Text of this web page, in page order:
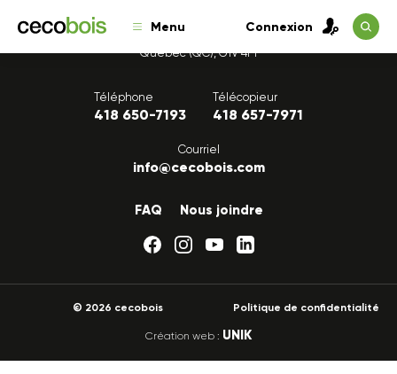
Menu Connexion
1175, avenue Lavigerie, Bureau 200
Québec (QC), G1V 4P1
Téléphone
418 650-7193
Télécopieur
418 657-7971
Courriel
info@cecobois.com
FAQ Nous joindre
© 2026 cecobois Politique de confidentialité
Création web : UNIK